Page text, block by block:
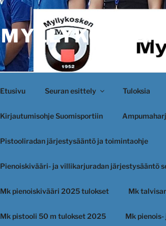
MYLLYKOSKEN
Etusivu Seuran esittely Tuloksia
Kirjautumisohje Suomisportiin
Pistooliradan järjestysääntö ja toimintaohje
Pienoiskivääri- ja villikarjuradan järjestysääntö
Mk pienoiskivääri 2025 tulokset Mk
Mk pistooli 50 m tulokset 2025 Mk